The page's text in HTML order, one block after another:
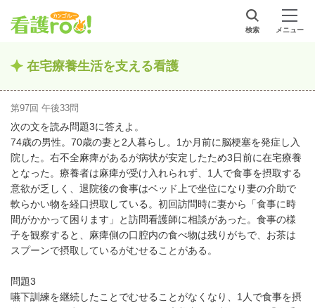
検索 メニュー
在宅療養生活を支える看護
第97回 午後33問
次の文を読み問題3に答えよ。
74歳の男性。70歳の妻と2人暮らし。1か月前に脳梗塞を発症し入
院した。右不全麻痺があるが病状が安定したため3日前に在宅療養
となった。療養者は麻痺が受け入れられず、1人で食事を摂取する
意欲が乏しく、退院後の食事はベッド上で坐位になり妻の介助で
軟らかい物を経口摂取している。初回訪問時に妻から「食事に時
間がかかって困ります」と訪問看護師に相談があった。食事の様
子を観察すると、麻痺側の口腔内の食べ物は残りがちで、お茶は
スプーンで摂取しているがむせることがある。
問題3
嚥下訓練を継続したことでむせることがなくなり、1人で食事を摂